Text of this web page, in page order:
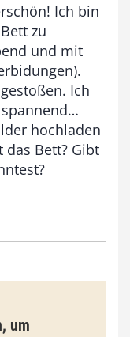
Ich bin
zu
und mit
Ich
hochladen
das Bett? Gibt
um